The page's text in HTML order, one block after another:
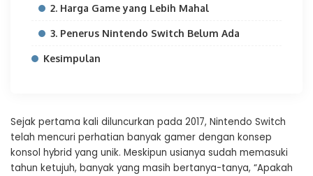
2. Harga Game yang Lebih Mahal
3. Penerus Nintendo Switch Belum Ada
Kesimpulan
Sejak pertama kali diluncurkan pada 2017, Nintendo Switch
telah mencuri perhatian banyak gamer dengan konsep
konsol hybrid yang unik. Meskipun usianya sudah memasuki
tahun ketujuh, banyak yang masih bertanya-tanya, “Apakah